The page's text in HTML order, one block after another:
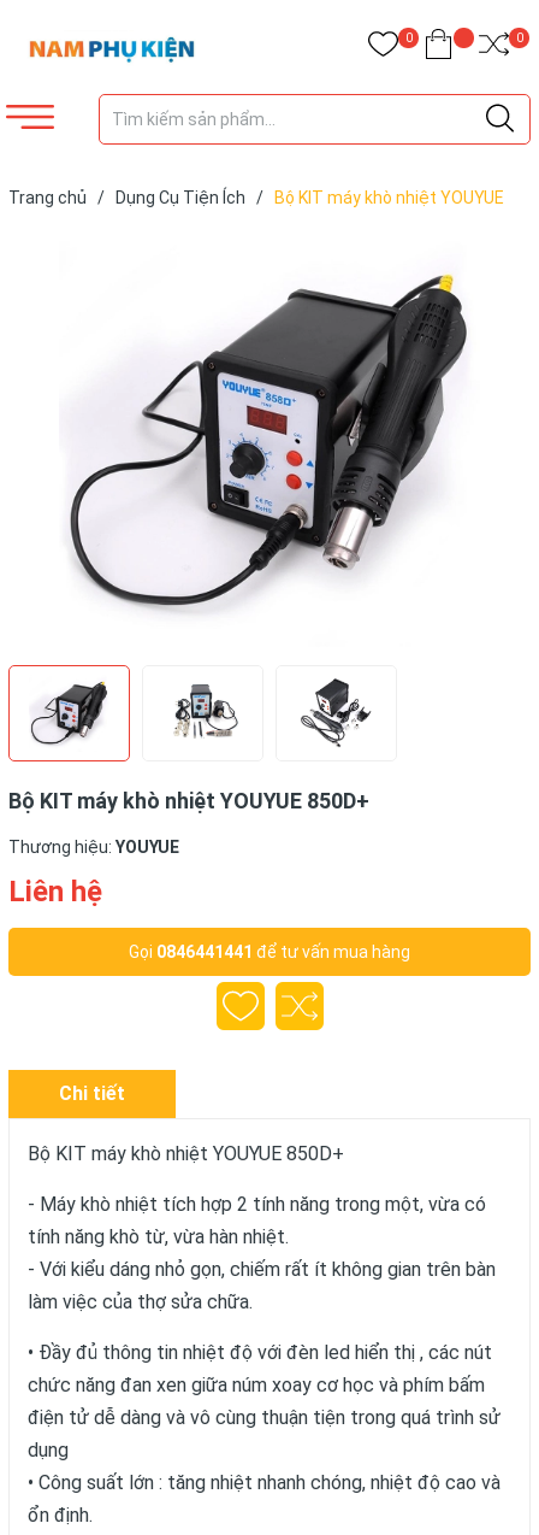
0 0
Trang chủ / Dụng Cụ Tiện Ích /
Bộ KIT máy khò nhiệt YOUYUE
Bộ KIT máy khò nhiệt YOUYUE 850D+
Thương hiệu: YOUYUE
Liên hệ
Gọi 0846441441 để tư vấn mua hàng
Chi tiết
Bộ KIT máy khò nhiệt YOUYUE 850D+
- Máy khò nhiệt tích hợp 2 tính năng trong một, vừa có
tính năng khò từ, vừa hàn nhiệt.
- Với kiểu dáng nhỏ gọn, chiếm rất ít không gian trên bàn
làm việc của thợ sửa chữa.
• Đầy đủ thông tin nhiệt độ với đèn led hiển thị , các nút
chức năng đan xen giữa núm xoay cơ học và phím bấm
điện tử dễ dàng và vô cùng thuận tiện trong quá trình sử
dụng
• Công suất lớn : tăng nhiệt nhanh chóng, nhiệt độ cao và
ổn định.